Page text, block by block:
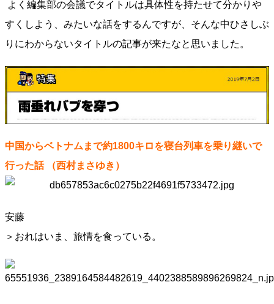
よく編集部の会議でタイトルは具体性を持たせて分かりや
すくしよう、みたいな話をするんですが、そんな中ひさしぶ
りにわからないタイトルの記事が来たなと思いました。
中国からベトナムまで約1800キロを寝台列車を乗り継いで
行った話（西村まさゆき）
安藤
＞おれはいま、旅情を食っている。